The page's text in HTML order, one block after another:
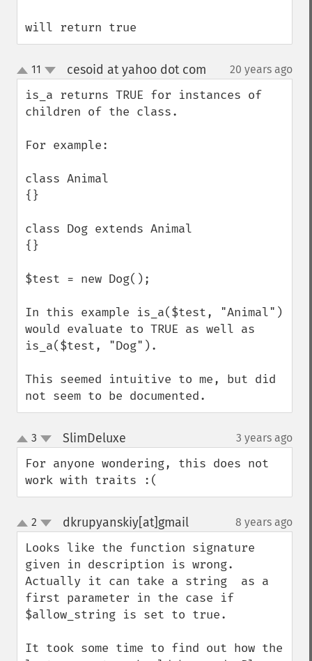
will return true
up
down
11 cesoid at yahoo dot com 20 years ago
is_a returns TRUE for instances of
children of the class.
For example:
class Animal
{}
class Dog extends Animal
{}
$test = new Dog();
In this example is_a($test, "Animal")
would evaluate to TRUE as well as
is_a($test, "Dog").
This seemed intuitive to me, but did
not seem to be documented.
up
down
3 SlimDeluxe 3 years ago
For anyone wondering, this does not
work with traits :(
up
down
2 dkrupyanskiy[at]gmail¶ 8 years ago
Looks like the function signature
given in description is wrong.
Actually it can take a string  as a
first parameter in the case if
$allow_string is set to true.
It took some time to find out how the